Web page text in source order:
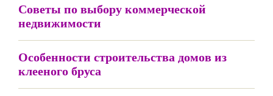
Советы по выбору коммерческой
недвижимости
Особенности строительства домов из
клееного бруса